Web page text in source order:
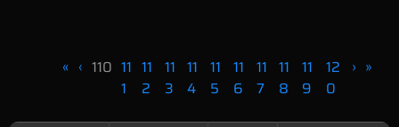
« ‹ 110 11
1
11
2
11
3
11
4
11
5
11
6
11
7
11
8
11
9
12
0
› »